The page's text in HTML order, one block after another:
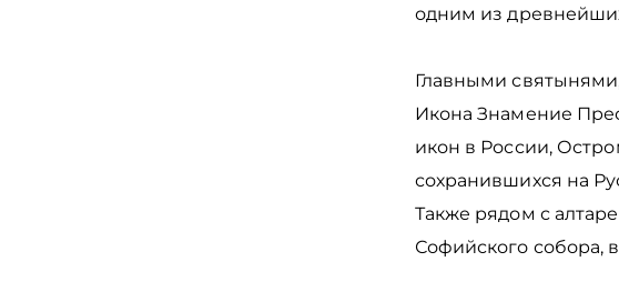
одним из
Главными
Икона Знамение
икон в России,
сохранившихся на
Также рядом с
Софийского собора,